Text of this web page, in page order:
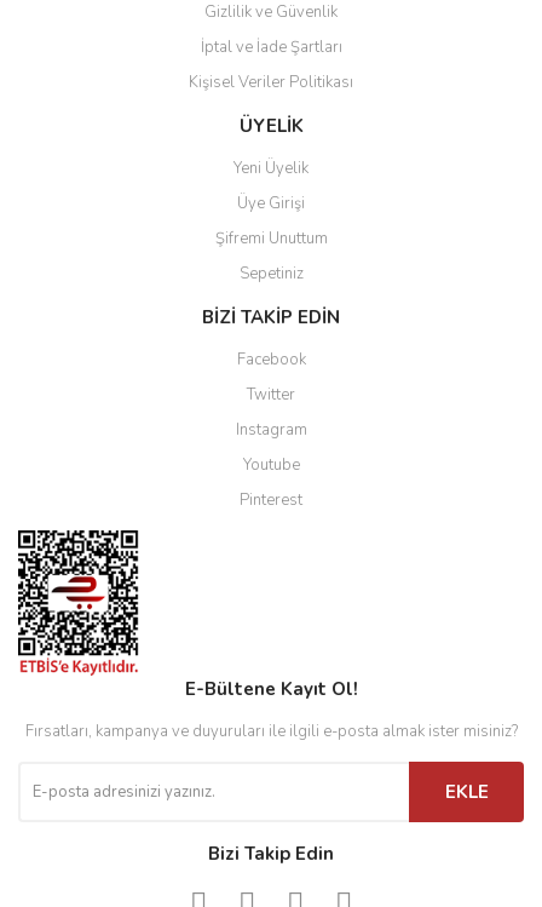
Gönder
Gizlilik ve Güvenlik
İptal ve İade Şartları
Kişisel Veriler Politikası
ÜYELİK
Yeni Üyelik
Üye Girişi
Şifremi Unuttum
Sepetiniz
BİZİ TAKİP EDİN
Facebook
Twitter
Instagram
Youtube
Pinterest
E-Bültene Kayıt Ol!
Fırsatları, kampanya ve duyuruları ile ilgili e-posta almak ister misiniz?
EKLE
Bizi Takip Edin